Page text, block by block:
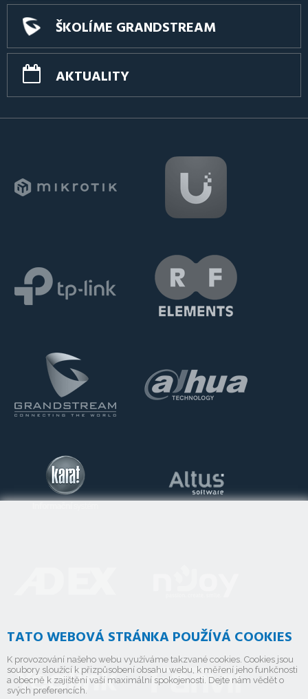
ŠKOLÍME GRANDSTREAM
AKTUALITY
TATO WEBOVÁ STRÁNKA POUŽÍVÁ COOKIES
K provozování našeho webu využíváme takzvané cookies. Cookies jsou
soubory sloužící k přizpůsobení obsahu webu, k měření jeho funkčnosti
a obecně k zajištění vaší maximální spokojenosti. Dejte nám vědět o
svých preferencích.